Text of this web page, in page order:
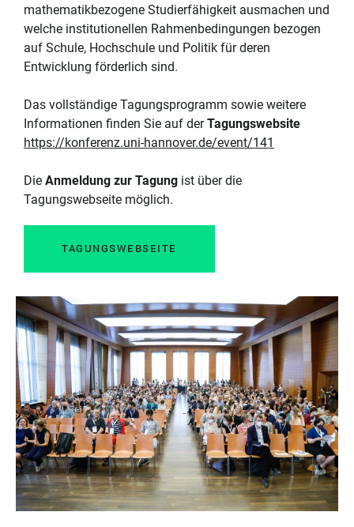
mathematikbezogene Studierfähigkeit ausmachen und
welche institutionellen Rahmenbedingungen bezogen
auf Schule, Hochschule und Politik für deren
Entwicklung förderlich sind.
Das vollständige Tagungsprogramm sowie weitere
Informationen finden Sie auf derTagungswebsite
https://konferenz.uni-hannover.de/event/141
Die Anmeldung zur Tagung ist über die
Tagungswebseite möglich.
TAGUNGSWEBSEITE